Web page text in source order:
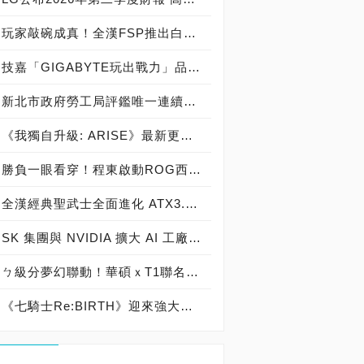
玩家敲碗成真！全漢FSP推出白色 VITA PM MIT 1000W 靜音電源純白上市！ MIT 白金電源首度披上純白戰袍，支援 ATX 3.1、PCIe 5.1，10年保固！
技嘉「GIGABYTE玩出戰力」品牌活動8/3讓玩家「找到專屬配備」
新北市政府勞工局評鑑唯一連續三年獲獎企業！ 宏正三度榮膺新北市政府<友善移工企業>殊榮
《我獨自升級: ARISE》最新更新 成振宇覺醒闇影君主繼承者
勝負一眼看穿！程東啟動ROG西風之神 雙螢幕AI致勝全局
全漢經典聖武士全面進化 ATX3.1，價格不變！FSP VIC BD+ 電競入門最強銅牌電源！ ATX 3.1、全新壓紋線材、登錄享 5 年保固，打造新世代入門電競首選
SK 集團與 NVIDIA 擴大 AI 工廠與次世代記憶體策略合作 規模逾 5,000 億美元的 NVIDIA-SK AI 計畫（NVIDIA-SK AI Initiative）， 涵蓋 SK Telecom 最高達 2GW 的 AI 工廠，以及與 SK 海力士的長期 AI 記憶體合作
ㄅ級分夢幻聯動！華碩ｘT1聯名顯示卡全台盛大開賣
《七騎士Re:BIRTH》迎來強大的全新英雄[天劍]宣嵐 同步推出韓國主題劇情